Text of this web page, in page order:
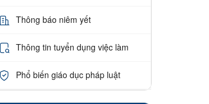
Thông báo niêm yết
Thông tin tuyển dụng việc làm
Phổ biến giáo dục pháp luật